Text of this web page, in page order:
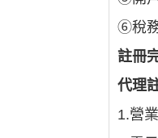
⑥稅
註冊
代理
1.營